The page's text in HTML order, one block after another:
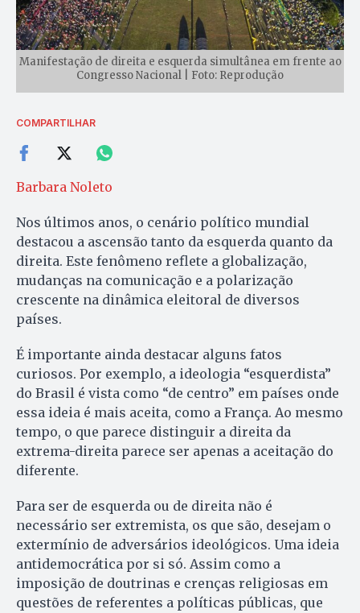
Manifestação de direita e esquerda simultânea em frente ao
Congresso Nacional | Foto: Reprodução
COMPARTILHAR
Barbara Noleto
Nos últimos anos, o cenário político mundial
destacou a ascensão tanto da esquerda quanto da
direita. Este fenômeno reflete a globalização,
mudanças na comunicação e a polarização
crescente na dinâmica eleitoral de diversos
países.
É importante ainda destacar alguns fatos
curiosos. Por exemplo, a ideologia “esquerdista”
do Brasil é vista como “de centro” em países onde
essa ideia é mais aceita, como a França. Ao mesmo
tempo, o que parece distinguir a direita da
extrema-direita parece ser apenas a aceitação do
diferente.
Para ser de esquerda ou de direita não é
necessário ser extremista, os que são, desejam o
extermínio de adversários ideológicos. Uma ideia
antidemocrática por si só. Assim como a
imposição de doutrinas e crenças religiosas em
questões de referentes a políticas públicas, que